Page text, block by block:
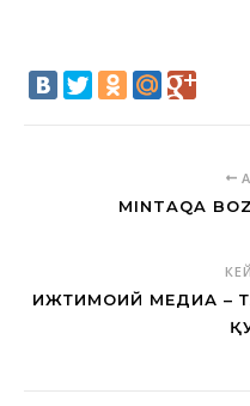
MINTAQA
ИЖТИМОИЙ МЕДИА –